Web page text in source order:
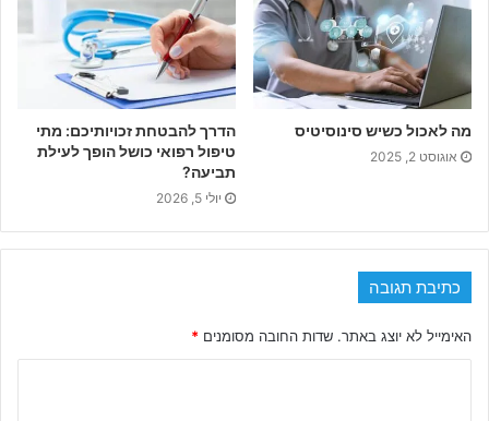
מה לאכול כשיש סינוסיטיס
אוגוסט 2, 2025
הדרך להבטחת זכויותיכם: מתי
טיפול רפואי כושל הופך לעילת
תביעה?
יולי 5, 2026
כתיבת תגובה
האימייל לא יוצג באתר. שדות החובה מסומנים *